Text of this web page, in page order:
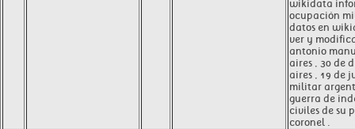
wikidata
ocupación
datos en
ver y
antonio
aires , 30 de
aires , 19 de
militar
guerra de
civiles de su
coronel .